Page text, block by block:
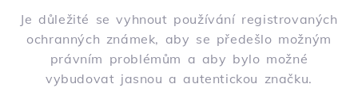
Je důležité se vyhnout používání registrovaných
ochranných známek, aby se předešlo možným
právním problémům a aby bylo možné
vybudovat jasnou a autentickou značku.